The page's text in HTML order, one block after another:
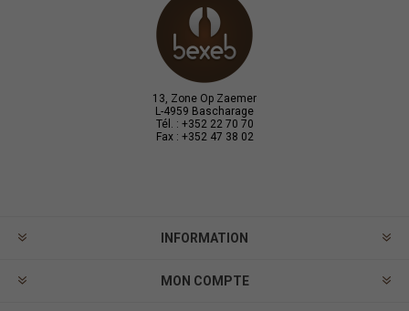
13, Zone Op Zaemer
L-4959 Bascharage
Tél. : +352 22 70 70
Fax : +352 47 38 02
INFORMATION
MON COMPTE